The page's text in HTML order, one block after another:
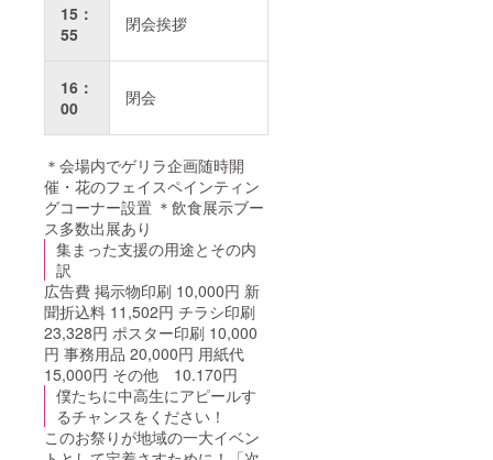
15：
55
閉会挨拶
16：
00
閉会
＊会場内でゲリラ企画随時開
催・花のフェイスペインティン
グコーナー設置 ＊飲食展示ブー
ス多数出展あり
集まった支援の用途とその内
訳
広告費 掲示物印刷 10,000円 新
聞折込料 11,502円 チラシ印刷
23,328円 ポスター印刷 10,000
円 事務用品 20,000円 用紙代
15,000円 その他 10.170円
僕たちに中高生にアピールす
るチャンスをください！
このお祭りが地域の一大イベン